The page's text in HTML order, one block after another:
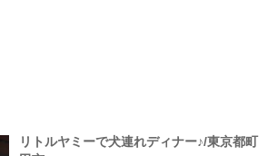
リトルヤミーで犬連れディナー♪/東京都町